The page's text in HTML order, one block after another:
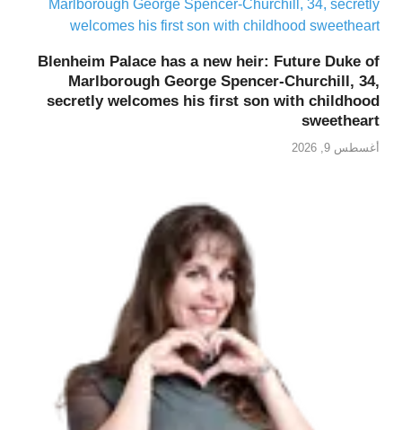
Blenheim Palace has a new heir: Future Duke of
Marlborough George Spencer-Churchill, 34,
secretly welcomes his first son with childhood
sweetheart
أغسطس 9, 2026